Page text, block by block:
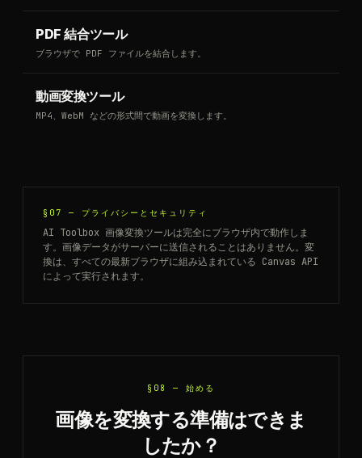
PDF 結合ツール
ブラウザで PDF ファイルを結合します。
動画変換ツール
MP4、WebM などの形式間で動画を変換します。
§07 — プライバシーとセキュリティ
AI Toolbox 画像変換ツールは完全にブラウザ内で動作しま
す。画像データがサーバーに送信されることはありません。変
換は、すべての最新ブラウザに組み込まれている Canvas API
によって実行されます。
§08 — 始める
画像を変換する準備はできま
したか？